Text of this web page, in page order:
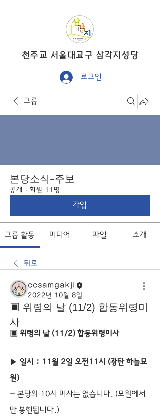
​천주교 서울대교구 삼각지성당
로그인
그룹
본당소식-주보
공개 · 회원 11명
가입
그룹 활동 미디어 파일 소개
뒤로
ccsamgakji
2022년 10월 8일
▣ 위령의 날 (11/2) 합동위령미
사
▣ 위령의 날 (11/2) 합동위령미사
▶ 일시 : 11월 2일 오전11시 (광탄 하늘묘
원)
- 본당의 10시 미사는 없습니다. (묘원에서
만 봉헌됩니다.)